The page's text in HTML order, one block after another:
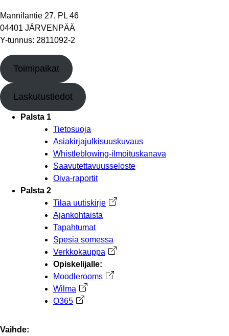
Mannilantie 27, PL 46
04401 JÄRVENPÄÄ
Y-tunnus: 2811092-2
Toimipaikat
Laskutustiedot
Palsta 1
Tietosuoja
Asiakirjajulkisuuskuvaus
Whistleblowing-ilmoituskanava
Saavutettavuusseloste
Oiva-raportit
Palsta 2
Tilaa uutiskirje Avautuu uuteen välilehteen
Ajankohtaista
Tapahtumat
Spesia somessa
Verkkokauppa Avautuu uuteen välilehteen
Opiskelijalle:
Moodlerooms Avautuu uuteen välilehteen
Wilma Avautuu uuteen välilehteen
O365 Avautuu uuteen välilehteen
Vaihde: